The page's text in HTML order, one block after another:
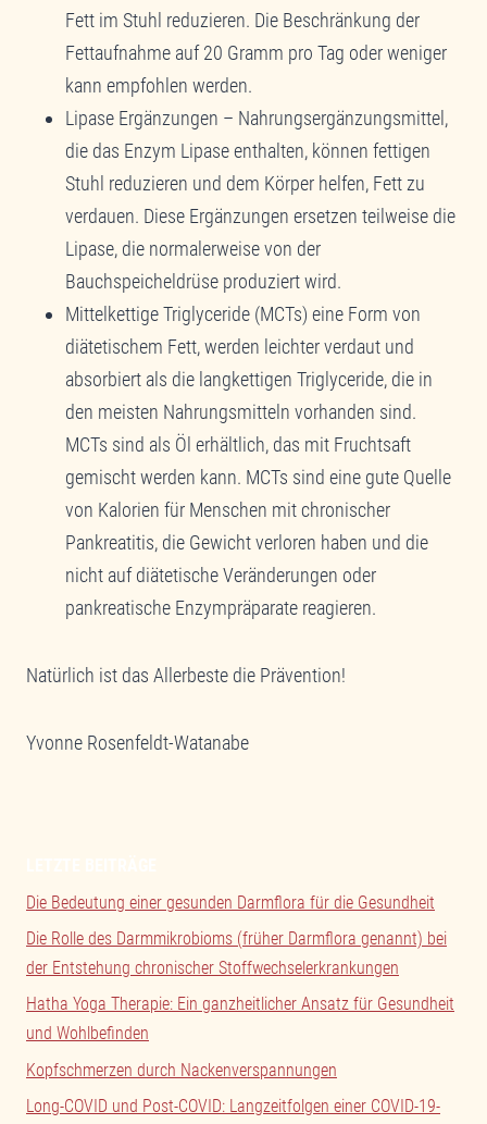
Fett im Stuhl reduzieren. Die Beschränkung der
Fettaufnahme auf 20 Gramm pro Tag oder weniger
kann empfohlen werden.
Lipase Ergänzungen – Nahrungsergänzungsmittel,
die das Enzym Lipase enthalten, können fettigen
Stuhl reduzieren und dem Körper helfen, Fett zu
verdauen. Diese Ergänzungen ersetzen teilweise die
Lipase, die normalerweise von der
Bauchspeicheldrüse produziert wird.
Mittelkettige Triglyceride (MCTs) eine Form von
diätetischem Fett, werden leichter verdaut und
absorbiert als die langkettigen Triglyceride, die in
den meisten Nahrungsmitteln vorhanden sind.
MCTs sind als Öl erhältlich, das mit Fruchtsaft
gemischt werden kann. MCTs sind eine gute Quelle
von Kalorien für Menschen mit chronischer
Pankreatitis, die Gewicht verloren haben und die
nicht auf diätetische Veränderungen oder
pankreatische Enzympräparate reagieren.
Natürlich ist das Allerbeste die Prävention!
Yvonne Rosenfeldt-Watanabe
Die Bedeutung einer gesunden Darmflora für die Gesundheit
Die Rolle des Darmmikrobioms (früher Darmflora genannt) bei
der Entstehung chronischer Stoffwechselerkrankungen
Hatha Yoga Therapie: Ein ganzheitlicher Ansatz für Gesundheit
und Wohlbefinden
Kopfschmerzen durch Nackenverspannungen
Long-COVID und Post-COVID: Langzeitfolgen einer COVID-19-